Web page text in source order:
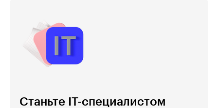
Станьте IT-специалистом